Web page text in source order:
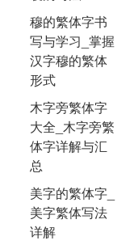
穆的繁体字书
写与学习_掌握
汉字穆的繁体
形式
木字旁繁体字
大全_木字旁繁
体字详解与汇
总
美字的繁体字_
美字繁体写法
详解